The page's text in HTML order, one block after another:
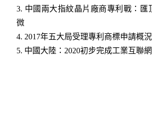
3. 中國兩大指紋晶片廠商專利戰：匯
微
4. 2017年五大局受理專利商標申請概況
5. 中國大陸：2020初步完成工業互聯